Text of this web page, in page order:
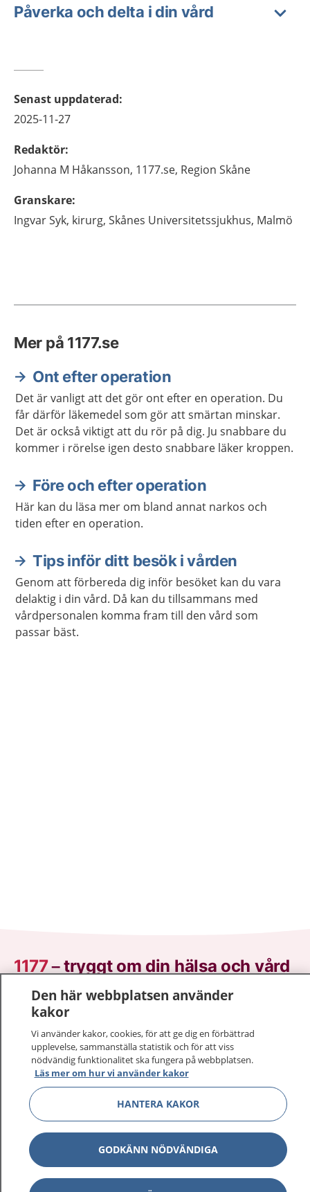
Påverka och delta i din vård
Senast uppdaterad:
2025-11-27
Redaktör:
Johanna M Håkansson, 1177.se, Region Skåne
Granskare:
IngvarSyk, kirurg, Skånes Universitetssjukhus, Malmö
Mer på 1177.se
Ont efter operation
Det är vanligt att det gör ont efter en operation. Du
får därför läkemedel som gör att smärtan minskar.
Det är också viktigt att du rör på dig. Ju snabbare du
kommer i rörelse igen desto snabbare läker kroppen.
Före och efter operation
Här kan du läsa mer om bland annat narkos och
tiden efter en operation.
Tips inför ditt besök i vården
Genom att förbereda dig inför besöket kan du vara
delaktig i din vård. Då kan du tillsammans med
vårdpersonalen komma fram till den vård som
passar bäst.
1177–tryggt om din hälsa och vård
På 1177.se får du råd om hälsa och information om
sjukdomar och vilka mottagningar du kan kontakta.
Logga in för att läsa din journal och göra dina
vårdärenden. Ring telefonnummer 1177 för
sjukvårdsrådgivning dygnet runt.
1177 ger dig råd när du vill må bättre.
Visa
Den här webbplatsen använder
kakor
Vi använder kakor, cookies, för att ge dig en förbättrad
upplevelse, sammanställa statistik och för att viss
nödvändig funktionalitet ska fungera på webbplatsen.
Läs mer om hur vi använder kakor
HANTERA KAKOR
GODKÄNN NÖDVÄNDIGA